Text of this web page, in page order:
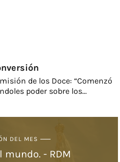
de los Doce: “Comenzó
poder sobre los...
DEL MES
mundo. - RDM